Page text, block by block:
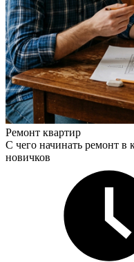
Ремонт квартир
С чего начинать ремонт
новичков